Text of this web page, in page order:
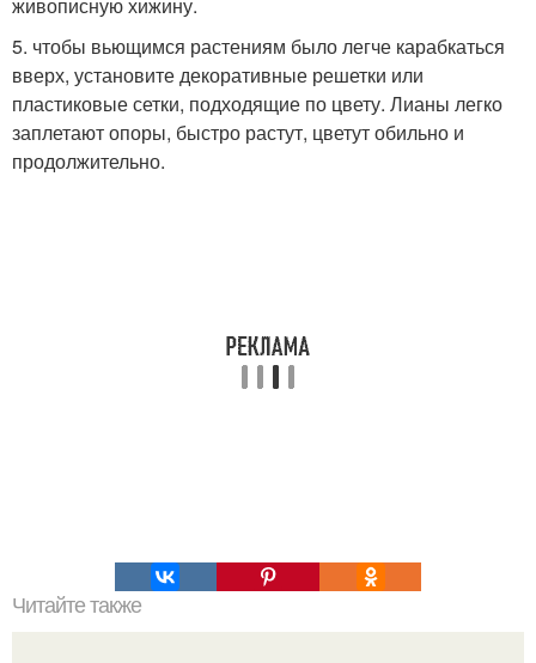
5. чтобы вьющимся растениям было легче карабкаться
вверх, установите декоративные решетки или
пластиковые сетки, подходящие по цвету. Лианы легко
заплетают опоры, быстро растут, цветут обильно и
продолжительно.
Читайте также